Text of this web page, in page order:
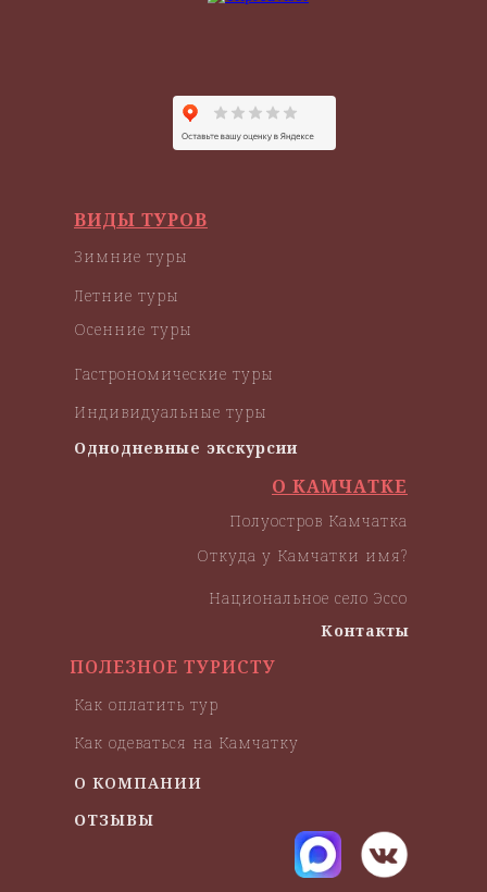
Национальное село Эссо
Откуда у Камчатки имя?
Полуостров Камчатка
О КАМЧАТКЕ
О КОМПАНИИ
ПОЛЕЗНОЕ ТУРИСТУ
Как оплатить тур
ВИДЫ ТУРОВ
Как одеваться на Камчатку
Контакты
ОТЗЫВЫ
Гастрономические туры
Осенние туры
Летние туры
Зимние туры
Индивидуальные туры
Однодневные экскурсии